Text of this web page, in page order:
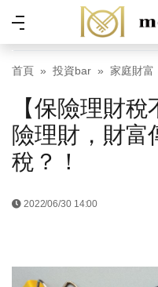
Skip to main content
功
表
首頁 投資bar 家庭財富
【保險理財
險理財，財富
稅？！
2022/06/30 14:00